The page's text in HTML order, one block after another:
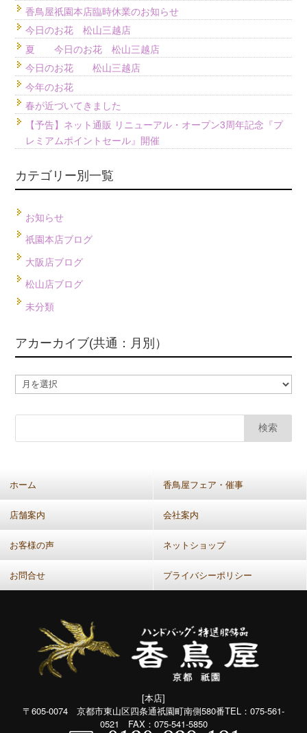
香鳥屋祇園本店臨時休業のお知らせ
今日のお花 松山三越店
夏 今日のお花 松山三越店
今日のお花 松山三越店
今年のお花
春が近づいてきました
【予告】ネット通販 リニューアル・オープン3周年記念『プ
レミアムポイントセール』開催
カテゴリー別一覧
お知らせ
祇園本店ブログ
大阪店ブログ
松山店ブログ
未分類
アカーカイブ(共通：月別）
ア
カ
ー
イ
通：
月
別）
ホーム 香鳥屋フェア・催事
店舗案内 会社案内
お客様の声 ネットショップ
お問合せ プライバシーポリシー
[本店]
〒605-0074 京都市東山区四条通祇園町南側580番TEL：075-561-
0521 FAX：075-541-5850